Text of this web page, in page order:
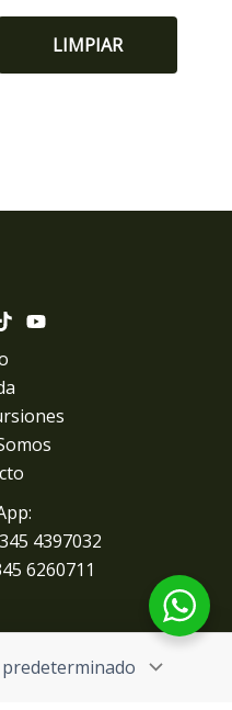
LIMPIAR
4397032
6260711
| Diseño y desarrollo